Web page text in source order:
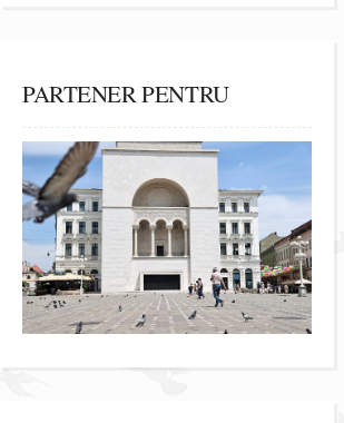
PARTENER PENTRU